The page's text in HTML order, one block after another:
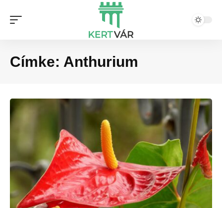
Címke: Anthurium